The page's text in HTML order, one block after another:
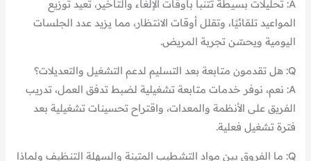
A: تحليلات بسيطة تتنبأ بأوقات الإلغاء والتأخير، تعيد توزيع
المواعيد تلقائيًا، وتقلل أوقات الانتظار، مما يزيد عدد الجلسات
اليومية ويحسّن تجربة المريض.
Q: هل تقدمون متابعة بعد التسليم لدعم التشغيل والتعديلات؟
A: نعم، نوفر خدمات متابعة تشغيلية لضبط تدفق العمل، تدريب
الفريق على الأنظمة والمعدات، واقتراح تحسينات تشغيلية بعد
فترة تشغيل فعلية.
Q: ما الفروق بين مواد التشطيب المتينة والسهلة التنظيف ولماذا